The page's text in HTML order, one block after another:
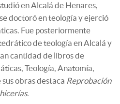
en Alcalá de Henares,
doctoró en teología y ejerció
Fue posteriormente
de teología en Alcalá y
cantidad de libros de
Teología, Anatomía,
obras destaca Reprobación
.